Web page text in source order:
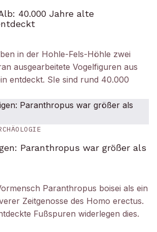
40.000 Jahre alte
in der Hohle-Fels-Höhle zwei
ausgearbeitete Vogelfiguren aus
entdeckt. SIe sind rund 40.000
Paranthropus war größer als
Paranthropus boisei als ein
Zeitgenosse des Homo erectus.
Fußspuren widerlegen dies.